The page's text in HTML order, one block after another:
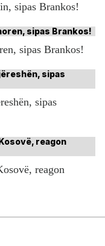
sipas Brankos!
sipas Brankos!
sipas
reagon